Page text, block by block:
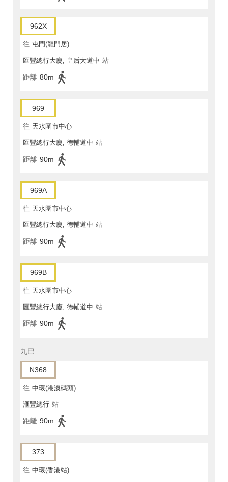
962X
往 屯門(龍門居)
匯豐總行大廈, 皇后大道中 站
距離 80m
969
往 天水圍市中心
匯豐總行大廈, 德輔道中 站
距離 90m
969A
往 天水圍市中心
匯豐總行大廈, 德輔道中 站
距離 90m
969B
往 天水圍市中心
匯豐總行大廈, 德輔道中 站
距離 90m
九巴
N368
往 中環(港澳碼頭)
滙豐總行 站
距離 90m
373
往 中環(香港站)